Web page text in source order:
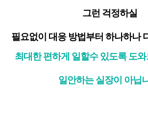
그런 걱정하실
필요없이 대응 방법부터 하나하나
최대한 편하게 일할수 있도록 도
일안하는 실장이 아닙